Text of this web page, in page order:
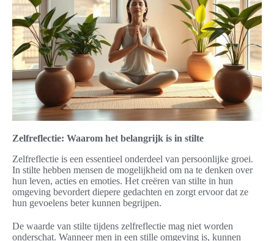
Zelfreflectie: Waarom het belangrijk is in stilte
Zelfreflectie is een essentieel onderdeel van persoonlijke groei.
In stilte hebben mensen de mogelijkheid om na te denken over
hun leven, acties en emoties. Het creëren van stilte in hun
omgeving bevordert diepere gedachten en zorgt ervoor dat ze
hun gevoelens beter kunnen begrijpen.
De waarde van stilte tijdens zelfreflectie mag niet worden
onderschat. Wanneer men in een stille omgeving is, kunnen